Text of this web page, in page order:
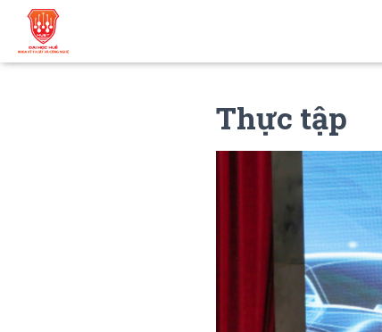
Thực tập